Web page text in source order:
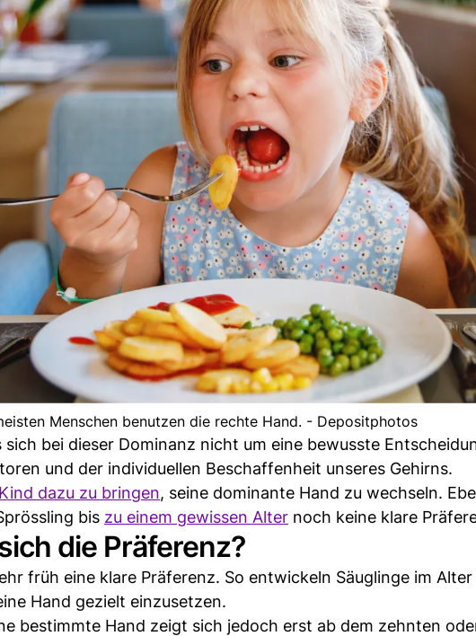
Menschen benutzen die rechte Hand. - Depositphotos
bei dieser Dominanz nicht um eine bewusste
und der individuellen Beschaffenheit unseres Gehirns.
Kind dazu zu bringen, seine dominante Hand zu wechseln.
bis zu einem gewissen Alter noch keine klare
die Präferenz?
früh eine klare Präferenz. So entwickeln Säuglinge im
Hand gezielt einzusetzen.
bestimmte Hand zeigt sich jedoch erst ab dem zehnten